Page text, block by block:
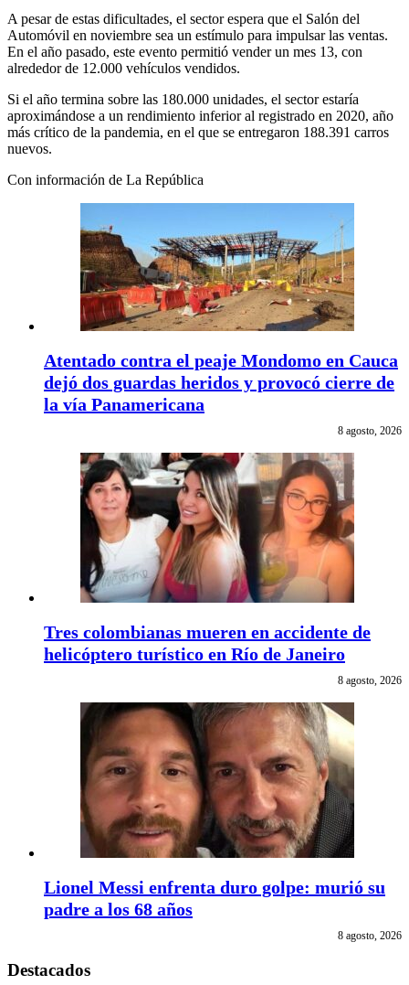
A pesar de estas dificultades, el sector espera que el Salón del
Automóvil en noviembre sea un estímulo para impulsar las ventas.
En el año pasado, este evento permitió vender un mes 13, con
alrededor de 12.000 vehículos vendidos.
Si el año termina sobre las 180.000 unidades, el sector estaría
aproximándose a un rendimiento inferior al registrado en 2020, año
más crítico de la pandemia, en el que se entregaron 188.391 carros
nuevos.
Con información de La República
Atentado contra el peaje Mondomo en Cauca
dejó dos guardas heridos y provocó cierre de
la vía Panamericana
8 agosto, 2026
Tres colombianas mueren en accidente de
helicóptero turístico en Río de Janeiro
8 agosto, 2026
Lionel Messi enfrenta duro golpe: murió su
padre a los 68 años
8 agosto, 2026
Destacados